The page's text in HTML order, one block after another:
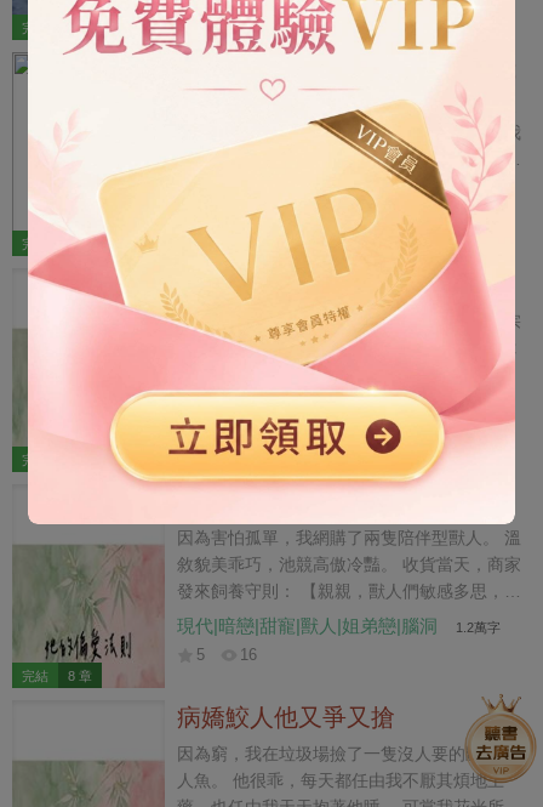
完結 7 章
兒放進你懷裡。】 【腕帶、床頭卡和護理記錄
都會換好。所有人都會說你產後疑神疑鬼，連
你婆婆也會逼你認下那個孩子。】 嫂子把禮盒
擺在床邊，笑著朝嬰兒車伸手。 「媽說兩個孫
子同一天出生是雙喜，讓羅阿姨抱去按一對手
足印，回頭擺在老宅客廳裡。」 彈幕又落下一
行。 【她們已經談好了價錢。孩子出了這扇
門，再回來就不是你的了。】 我按住嬰兒車的
護欄。 「禮盒你拿回去。我的孩子不出這間病
房。」
5 1403
完結 7 章
我剛哄睡出生第三天的兒子，嫂子便拿著一隻
印泥禮盒推門進來。 我剛要閉眼，幾行字從我
眼前飄過。 【別戴她送來的眼罩，也別讓護理
員抱走孩子。】 【她的兒子查出心臟有問題。
今晚這一層會停電十分鐘，她會趁轉移，把病
兒放進你懷裡。】 【腕帶、床頭卡和護理記錄
都會換好。所有人都會說你產後疑神疑鬼，連
你婆婆也會逼你認下那個孩子。】 嫂子把禮盒
擺在床邊，笑著朝嬰兒車伸手。 「媽說兩個孫
子同一天出生是雙喜，讓羅阿姨抱去按一對手
足印，回頭擺在老宅客廳裡。」 彈幕又落下一
行。 【她們已經談好了價錢。孩子出了這扇
門，再回來就不是你的了。】 我按住嬰兒車的
護欄。 「禮盒你拿回去。我的孩子不出這間病
房。」
1.1萬字
5 0
完結
我家耀祖成仙了
成婚當日，夫君忽然憶起往事。 「我乃青雲宗
大弟子，若不是與妖魔鬥法受了傷，怎會被你
吧。」 看著我大紅色嫁衣下襯得更加白嫩的俏
臉。 他話鋒一轉。 「若你實在不捨，便跟在
我身邊做個侍妾，也算是還了你的救命之
恩。」 我愣住許久。 正當青雲宗眾人以為我
你都八十了，還想老牛吃我這根嫩草！」
沙雕|仙俠|腦洞|爽文 8.5千字
5 17
完結 8 章
因為害怕孤單，我網購了兩隻陪伴型獸人。 溫
敘貌美乖巧，池競高傲冷豔。 收貨當天，商家
發來飼養守則： 【親親，獸人們敏感多思，飼
養期間一定要一視同仁，不能厚此薄彼哦～】
我牢記在心。 多年來，無論是出門購物，還是
無事發生，溫敘卻搖著尾巴委屈巴巴地討要名
分：「昨晚是我頭一次，主人你要對我負
責。」 我思緒凌亂，卻架不住他的美色攻擊，
現代|暗戀|甜寵|獸人|姐弟戀|腦洞 1.2萬字
5 16
病嬌鮫人他又爭又搶
因為窮，我在垃圾場撿了一隻沒人要的斷尾醜
人魚。 他很乖，每天都任由我不厭其煩地上